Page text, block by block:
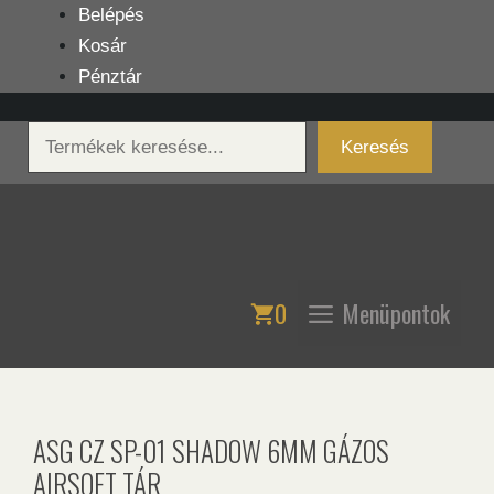
tartalomba
Belépés
Kosár
Pénztár
Keresés
Keresés
0 Menüpontok
ASG CZ SP-01 SHADOW 6MM GÁZOS
AIRSOFT TÁR